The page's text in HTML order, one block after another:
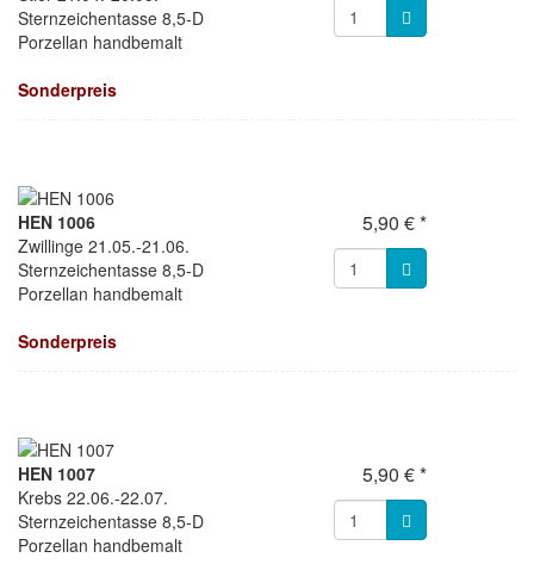
Sternzeichentasse 8,5-D
Porzellan handbemalt
Sonderpreis
HEN 1006
Zwillinge 21.05.-21.06.
Sternzeichentasse 8,5-D
Porzellan handbemalt
Sonderpreis
5,90 € *
HEN 1007
Krebs 22.06.-22.07.
Sternzeichentasse 8,5-D
Porzellan handbemalt
5,90 € *